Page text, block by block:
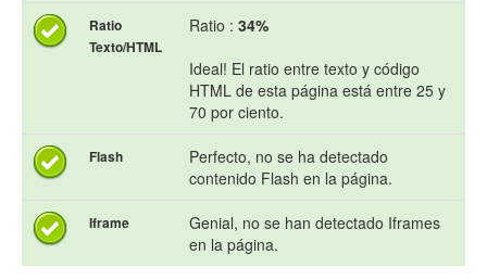
Ratio
Texto/HTML
Ratio : 34%
Ideal! El ratio entre texto y código
HTML de esta página está entre 25 y
70 por ciento.
Flash
Perfecto, no se ha detectado
contenido Flash en la página.
Iframe
Genial, no se han detectado Iframes
en la página.